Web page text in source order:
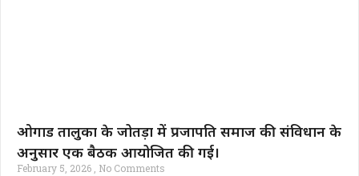
ओगाड तालुका के जोतड़ा में प्रजापति समाज की संविधान के
अनुसार एक बैठक आयोजित की गई।
February 5, 2026 No Comments